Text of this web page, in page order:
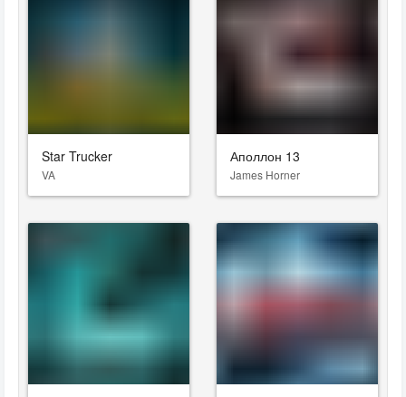
Star Trucker
VA
Аполлон 13
James Horner